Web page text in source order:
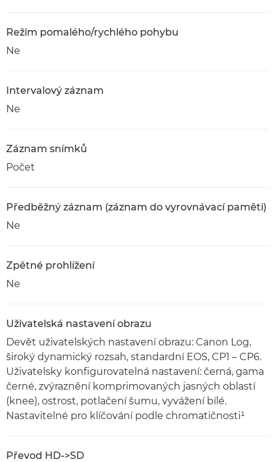
Režim pomalého/rychlého pohybu
Ne
Intervalový záznam
Ne
Záznam snímků
Počet
Předběžný záznam (záznam do vyrovnávací paměti)
Ne
Zpětné prohlížení
Ne
Uživatelská nastavení obrazu
Devět uživatelských nastavení obrazu: Canon Log,
široký dynamický rozsah, standardní EOS, CP1 – CP6.
Uživatelsky konfigurovatelná nastavení: černá, gama
černé, zvýraznění komprimovaných jasných oblastí
(knee), ostrost, potlačení šumu, vyvážení bílé.
Nastavitelné pro klíčování podle chromatičnosti¹
Převod HD->SD